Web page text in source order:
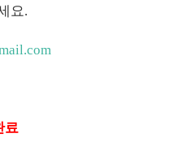
요.
료